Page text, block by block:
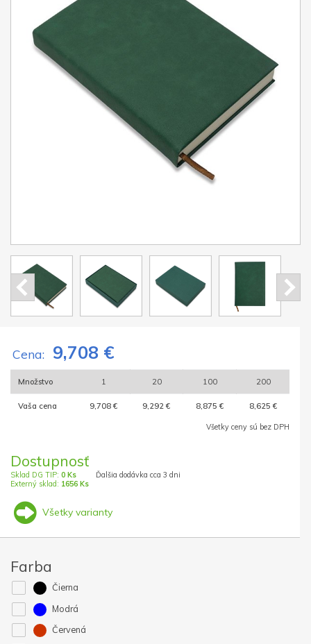
Cena: 9,708 €
Množstvo 1 20 100 200
Vaša cena 9,708 € 9,292 € 8,875 € 8,625 €
Všetky ceny sú bez DPH
Dostupnosť
Sklad DG TIP: 0 Ks
Externý sklad: 1656 Ks
Ďalšia dodávka cca 3 dni
Všetky varianty
Farba
Čierna
Modrá
Červená